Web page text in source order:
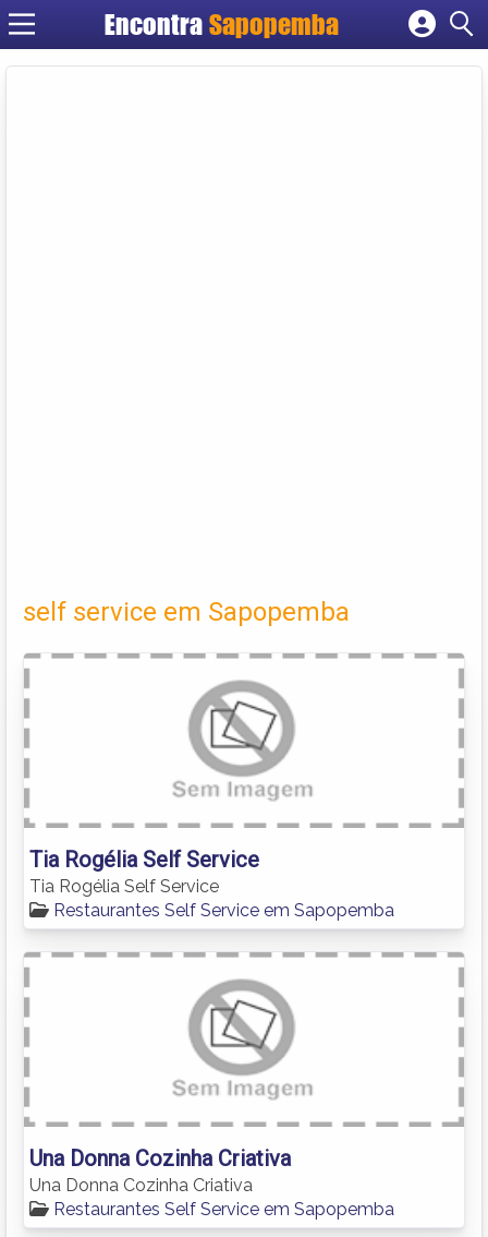
Encontra Sapopemba
Cadastrar empresa
self service em Sapopemba
Tia Rogélia Self Service
Tia Rogélia Self Service
Restaurantes Self Service em Sapopemba
Una Donna Cozinha Criativa
Una Donna Cozinha Criativa
Restaurantes Self Service em Sapopemba